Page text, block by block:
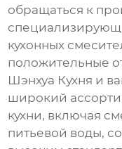
обращаться к
кухонных
положительные
Шэнхуа Кухня и
широкий
кухни, включая
питьевой воды,